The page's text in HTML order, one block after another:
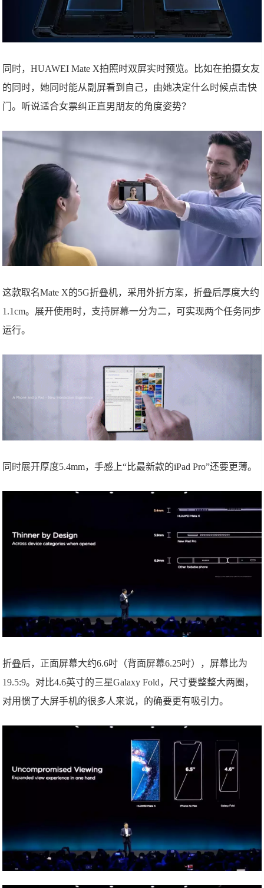
同时，HUAWEI Mate X拍照时双屏实时预览。比如在拍摄女友
的同时，她同时能从副屏看到自己，由她决定什么时候点击快
门。听说适合女票纠正直男朋友的角度姿势？
这款取名Mate X的5G折叠机，采用外折方案，折叠后厚度大约
1.1cm。展开使用时，支持屏幕一分为二，可实现两个任务同步
运行。
同时展开厚度5.4mm，手感上“比最新款的iPad Pro”还要更薄。
折叠后，正面屏幕大约6.6吋（背面屏幕6.25吋），屏幕比为
19.5:9。对比4.6英寸的三星Galaxy Fold，尺寸要整整大两圈，
对用惯了大屏手机的很多人来说，的确要更有吸引力。